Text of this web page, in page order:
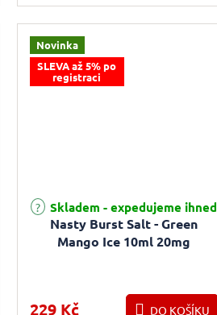
Novinka
SLEVA až 5% po
registraci
Nasty Burst Salt - Green
Mango Ice 10ml 20mg
Skladem - expedujeme ihned
229 Kč DO KOŠÍKU